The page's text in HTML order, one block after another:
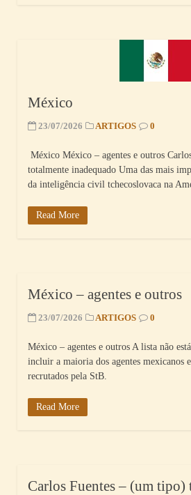
México
23/07/2026 ARTIGOS 0
México México – agentes e outros
totalmente inadequado Uma das mais
da inteligência civil tchecoslovaca na
Read More
México – agentes e outros
23/07/2026 ARTIGOS 0
México – agentes e outros A lista não
incluir a maioria dos agentes mexicanos
recrutados pela StB.
Read More
Carlos Fuentes – (um tipo)